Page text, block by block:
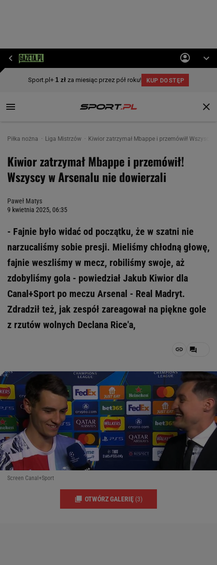
Piłka nożna Liga Mistrzów Kiwior zatrzymał Mbappe i przemówił! Wszyscy
Kiwior zatrzymał Mbappe i przemówił!
Wszyscy w Arsenalu nie dowierzali
Paweł Matys
9 kwietnia 2025, 06:35
- Fajnie było widać od początku, że w szatni nie
narzucaliśmy sobie presji. Mieliśmy chłodną głowę,
fajnie weszliśmy w mecz, robiliśmy swoje, aż
zdobyliśmy gola - powiedział Jakub Kiwior dla
Canal+Sport po meczu Arsenal - Real Madryt.
Zdradził też, jak zespół zareagował na piękne gole
z rzutów wolnych Declana Rice'a,
Screen Canal+Sport
OTWÓRZ GALERIĘ (3)